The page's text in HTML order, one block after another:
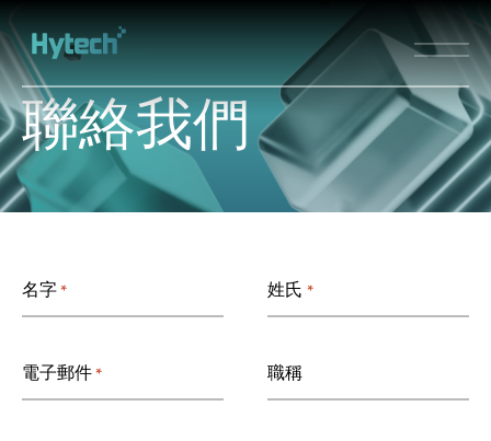
聯絡我們
名字 * 姓氏 *
電子郵件 * 職稱